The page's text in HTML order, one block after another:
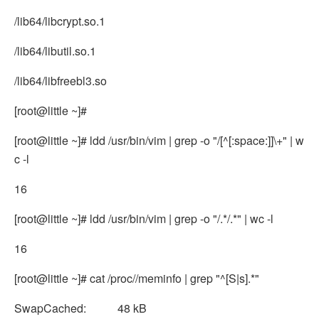
/lib64/libcrypt.so.1
/lib64/libutil.so.1
/lib64/libfreebl3.so
[root@little ~]#
[root@little ~]# ldd /usr/bin/vim | grep -o "/[^[:space:]]\+" | w
c -l
16
[root@little ~]# ldd /usr/bin/vim | grep -o "/.*/.*" | wc -l
16
[root@little ~]# cat /proc//meminfo | grep "^[S|s].*"
SwapCached: 48 kB